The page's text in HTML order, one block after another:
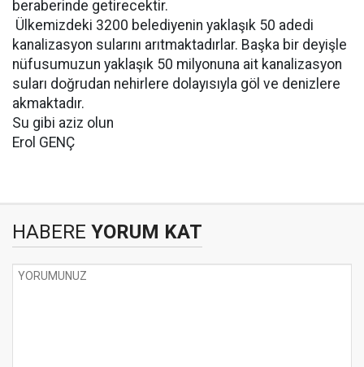
beraberinde getirecektir.
 Ülkemizdeki 3200 belediyenin yaklaşık 50 adedi
kanalizasyon sularını arıtmaktadırlar. Başka bir deyişle
nüfusumuzun yaklaşık 50 milyonuna ait kanalizasyon
suları doğrudan nehirlere dolayısıyla göl ve denizlere
akmaktadır.
Su gibi aziz olun
Erol GENÇ
HABERE YORUM KAT